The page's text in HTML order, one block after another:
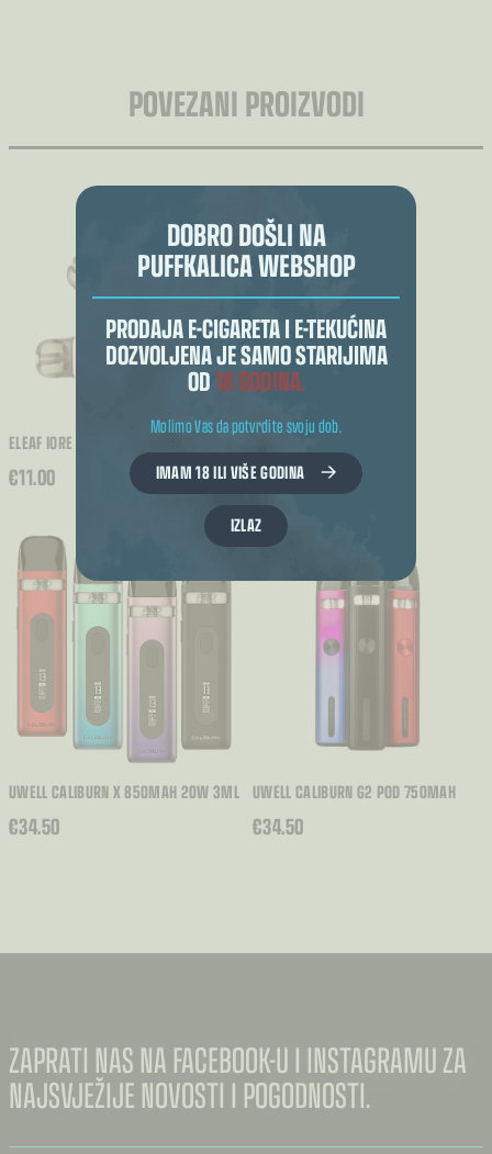
DOBRO DOŠLI NA
PUFFKALICA WEBSHOP
PRODAJA E-CIGARETA I E-TEKUĆINA
DOZVOLJENA JE SAMO STARIJIMA
OD18 GODINA.
Molimo Vas da potvrdite svoju dob.
IMAM 18 ILI VIŠE GODINA
IZLAZ
POVEZANI PROIZVODI
ELEAF IORE LITE 2 POD 490MAH
€11.00
ASPIRE VILTER 2 900MAH
€19.00
UWELL CALIBURN X 850MAH 20W 3ML
€34.50
UWELL CALIBURN G2 POD 750MAH
€34.50
ZAPRATI NAS NA FACEBOOK-U I INSTAGRAMU ZA
NAJSVJEŽIJE NOVOSTI I POGODNOSTI.